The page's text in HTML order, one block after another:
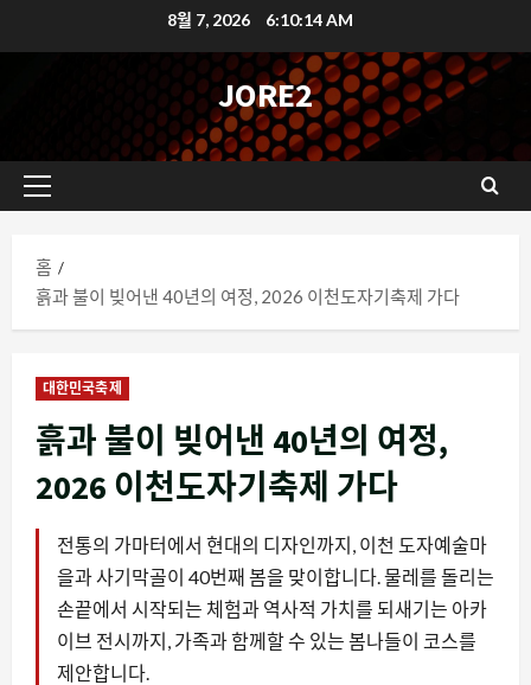
텐
가
8월 7, 2026 6:10:15 AM
JORE2
기
메
뉴
홈
흙과 불이 빚어낸 40년의 여정, 2026 이천도자기축제 가다
대한민국축제
흙과 불이 빚어낸 40년의 여정,
2026 이천도자기축제 가다
전통의 가마터에서 현대의 디자인까지, 이천 도자예술마
을과 사기막골이 40번째 봄을 맞이합니다. 물레를 돌리는
손끝에서 시작되는 체험과 역사적 가치를 되새기는 아카
이브 전시까지, 가족과 함께할 수 있는 봄나들이 코스를
제안합니다.